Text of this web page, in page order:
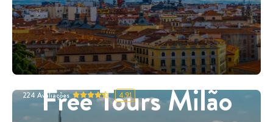
Free Tours Milão
224 Avaliações 4.91